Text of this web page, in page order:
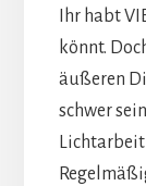
Ihr habt
könnt.
äußeren
schwer